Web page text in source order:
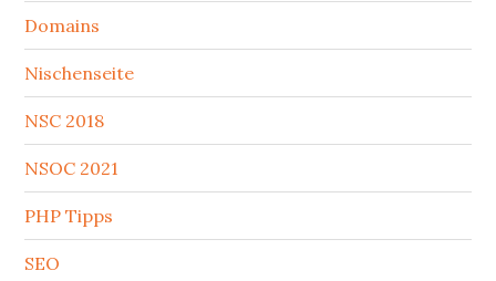
Domains
Nischenseite
NSC 2018
NSOC 2021
PHP Tipps
SEO